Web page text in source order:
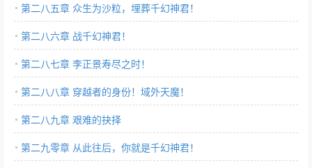
第二八五章 众生为沙粒，埋葬千幻神君！
第二八六章 战千幻神君！
第二八七章 李正景寿尽之时！
第二八八章 穿越者的身份！域外天魔！
第二八九章 艰难的抉择
第二九零章 从此往后，你就是千幻神君！